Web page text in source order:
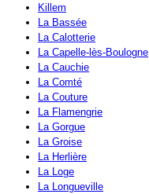
Killem
La Bassée
La Calotterie
La Capelle-lès-Boulogne
La Cauchie
La Comté
La Couture
La Flamengrie
La Gorgue
La Groise
La Herlière
La Loge
La Longueville